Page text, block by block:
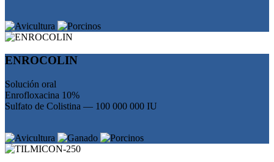
ENROCOLIN
Solución oral
Enrofloxacina 10%
Sulfato de Colistina — 100 000 000 IU